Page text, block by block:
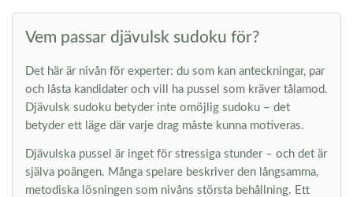
Vem passar djävulsk sudoku för?
Det här är nivån för experter: du som kan anteckningar, par
och låsta kandidater och vill ha pussel som kräver tålamod.
Djävulsk sudoku betyder inte omöjlig sudoku – det
betyder ett läge där varje drag måste kunna motiveras.
Djävulska pussel är inget för stressiga stunder – och det är
själva poängen. Många spelare beskriver den långsamma,
metodiska lösningen som nivåns största behållning. Ett